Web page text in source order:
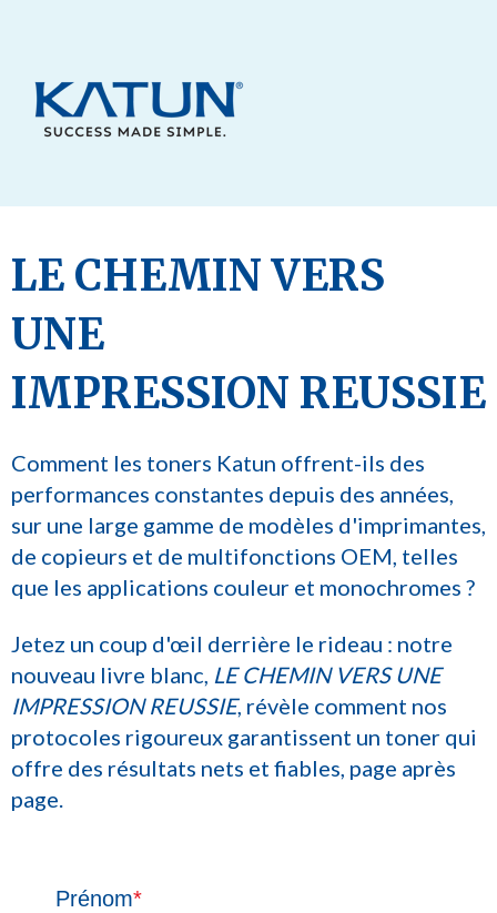
LE CHEMIN VERS
UNE
IMPRESSION REUSSIE
Comment les toners Katun offrent-ils des
performances constantes depuis des années,
sur une large gamme de modèles d'imprimantes,
de copieurs et de multifonctions OEM, telles
que les applications couleur et monochromes ?
Jetez un coup d'œil derrière le rideau : notre
nouveau livre blanc, LE CHEMIN VERS UNE
IMPRESSION REUSSIE, révèle comment nos
protocoles rigoureux garantissent un toner qui
offre des résultats nets et fiables, page après
page.
Prénom*